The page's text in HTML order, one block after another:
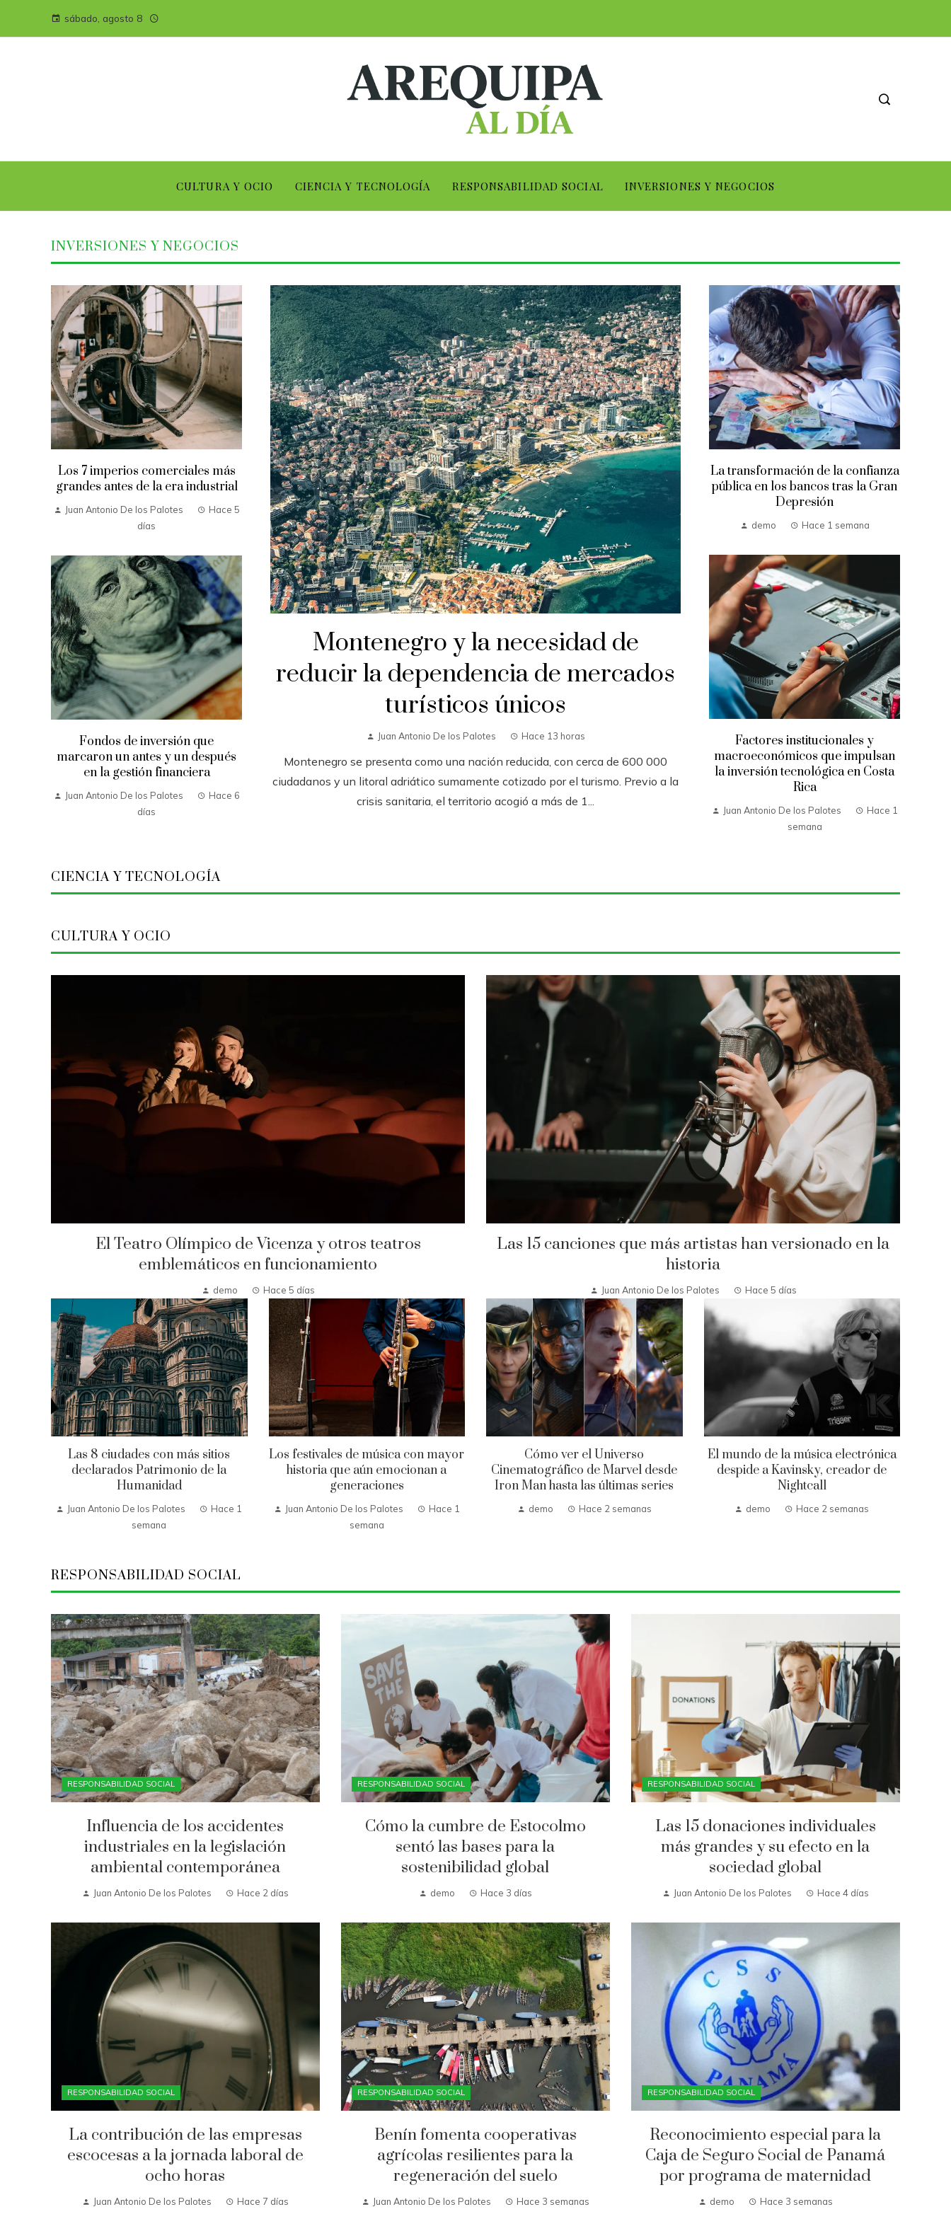
sábado, agosto 8
CULTURA Y OCIO CIENCIA Y TECNOLOGÍA RESPONSABILIDAD SOCIAL INVERSIONES Y NEGOCIOS
INVERSIONES Y NEGOCIOS
Montenegro y la necesidad de
reducir la dependencia de mercados
turísticos únicos
Juan Antonio De los Palotes Hace 13 horas
Montenegro se presenta como una nación reducida, con cerca de 600 000
ciudadanos y un litoral adriático sumamente cotizado por el turismo. Previo a la
crisis sanitaria, el territorio acogió a más de 1...
Los 7 imperios comerciales más
grandes antes de la era industrial
Juan Antonio De los Palotes
Hace 5
días
Fondos de inversión que
marcaron un antes y un después
en la gestión financiera
Juan Antonio De los Palotes
Hace 6
días
La transformación de la confianza
pública en los bancos tras la Gran
Depresión
demo Hace 1 semana
Factores institucionales y
macroeconómicos que impulsan
la inversión tecnológica en Costa
Rica
Juan Antonio De los Palotes
Hace 1
semana
CIENCIA Y TECNOLOGÍA
CULTURA Y OCIO
El Teatro Olímpico de Vicenza y otros teatros
emblemáticos en funcionamiento
demo Hace 5 días
Las 15 canciones que más artistas han versionado en la
historia
Juan Antonio De los Palotes Hace 5 días
Las 8 ciudades con más sitios
declarados Patrimonio de la
Humanidad
Juan Antonio De los Palotes
Hace 1
semana
Los festivales de música con mayor
historia que aún emocionan a
generaciones
Juan Antonio De los Palotes
Hace 1
semana
Cómo ver el Universo
Cinematográfico de Marvel desde
Iron Man hasta las últimas series
demo Hace 2 semanas
El mundo de la música electrónica
despide a Kavinsky, creador de
Nightcall
demo Hace 2 semanas
RESPONSABILIDAD SOCIAL
RESPONSABILIDAD SOCIAL
Influencia de los accidentes
industriales en la legislación
ambiental contemporánea
Juan Antonio De los Palotes Hace 2 días
RESPONSABILIDAD SOCIAL
Cómo la cumbre de Estocolmo
sentó las bases para la
sostenibilidad global
demo Hace 3 días
RESPONSABILIDAD SOCIAL
Las 15 donaciones individuales
más grandes y su efecto en la
sociedad global
Juan Antonio De los Palotes Hace 4 días
RESPONSABILIDAD SOCIAL
La contribución de las empresas
escocesas a la jornada laboral de
ocho horas
Juan Antonio De los Palotes Hace 7 días
RESPONSABILIDAD SOCIAL
Benín fomenta cooperativas
agrícolas resilientes para la
regeneración del suelo
Juan Antonio De los Palotes Hace 3 semanas
RESPONSABILIDAD SOCIAL
Reconocimiento especial para la
Caja de Seguro Social de Panamá
por programa de maternidad
demo Hace 3 semanas